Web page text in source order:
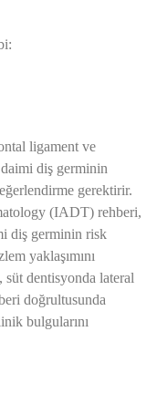
ligament ve
diş germinin
gerektirir.
(IADT) rehberi,
diş germinin risk
yaklaşımını
süt dentisyonda lateral
doğrultusunda
bulgularını